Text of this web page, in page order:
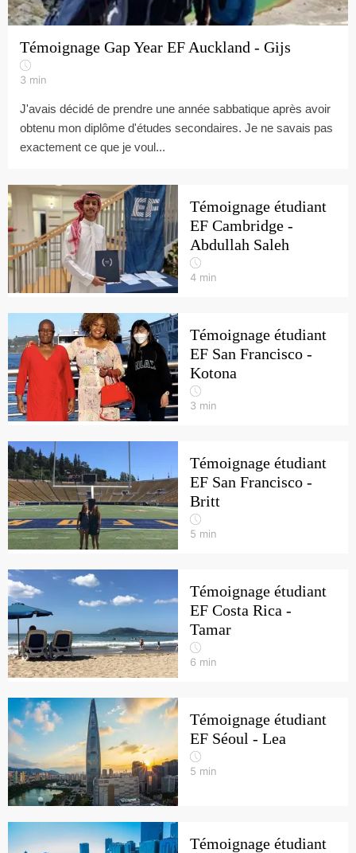
Témoignage Gap Year EF Auckland - Gijs
3 min
J'avais décidé de prendre une année sabbatique après avoir
obtenu mon diplôme d'études secondaires. Je ne savais pas
exactement ce que je voul...
Témoignage étudiant
EF Cambridge -
Abdullah Saleh
4 min
Témoignage étudiant
EF San Francisco -
Kotona
3 min
Témoignage étudiant
EF San Francisco -
Britt
5 min
Témoignage étudiant
EF Costa Rica -
Tamar
6 min
Témoignage étudiant
EF Séoul - Lea
5 min
Témoignage étudiant